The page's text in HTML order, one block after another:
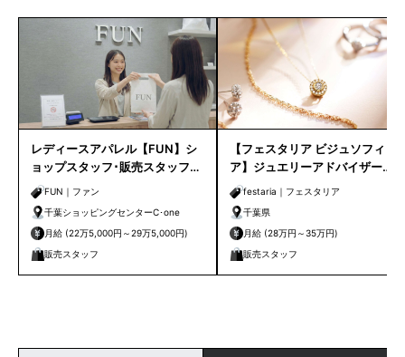
レディースアパレル【FUN】シ
ョップスタッフ･販売スタッフ募
集｜千葉C-one
FUN｜ファン
千葉ショッピングセンターC･one
月給 (22万5,000円～29万5,000円)
販売スタッフ
【フェスタリア ビジュソフィ
ア】ジュエリーアドバイザー
（経験者向け）そごう千葉店
festaria｜フェスタリア
千葉県
月給 (28万円～35万円)
販売スタッフ